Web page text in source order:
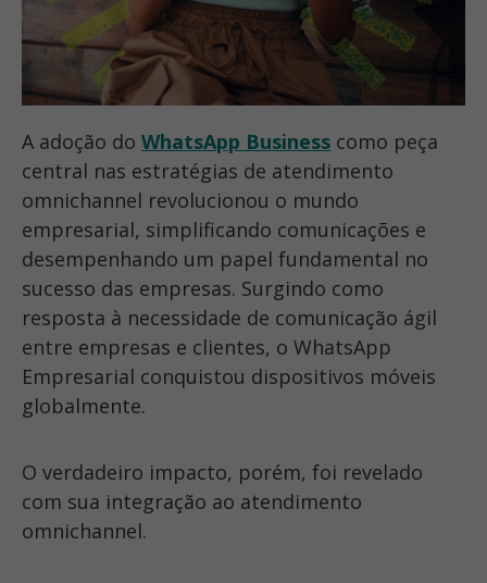
A adoção do WhatsApp Business como peça
central nas estratégias de atendimento
omnichannel revolucionou o mundo
empresarial, simplificando comunicações e
desempenhando um papel fundamental no
sucesso das empresas. Surgindo como
resposta à necessidade de comunicação ágil
entre empresas e clientes, o WhatsApp
Empresarial conquistou dispositivos móveis
globalmente.
O verdadeiro impacto, porém, foi revelado
com sua integração ao atendimento
omnichannel.